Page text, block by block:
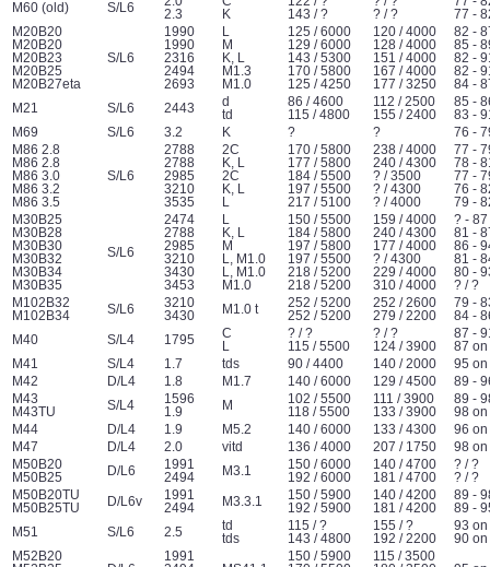
M60 (old)
S/L6
2.3
K
143 / ?
? / ?
77 -
M20B20
M20B20
M20B23
M20B25
M20B27eta
S/L6
1990
1990
2316
2494
2693
M
K, L
M1.3
M1.0
125 / 6000
129 / 6000
143 / 5300
170 / 5800
125 / 4250
120 / 4000
128 / 4000
151 / 4000
167 / 4000
177 / 3250
82 -
85 -
82 -
82 -
84 -
M21
S/L6 2443
d
td
86 / 4600
115 / 4800
112 / 2500
155 / 2400
85 -
83 -
M69
S/L6 3.2 K ? ?
76 -
M86 2.8
M86 2.8
M86 3.0
M86 3.2
M86 3.5
S/L6
2788
2788
2985
3210
3535
2C
K, L
2C
K, L
170 / 5800
177 / 5800
184 / 5500
197 / 5500
217 / 5100
238 / 4000
240 / 4300
? / 3500
? / 4300
? / 4000
77 -
78 -
77 -
76 -
79 -
M30B25
M30B28
M30B30
M30B32
M30B34
M30B35
S/L6
2474
2788
2985
3210
3430
3453
K, L
M
L, M1.0
L, M1.0
M1.0
150 / 5500
184 / 5800
197 / 5800
197 / 5500
218 / 5200
218 / 5200
159 / 4000
240 / 4300
177 / 4000
? / 4300
229 / 4000
310 / 4000
? - 87
81 -
86 -
81 -
80 -
? / ?
M102B32
M102B34
S/L6
3210
3430
M1.0 t
252 / 5200
252 / 5200
252 / 2600
279 / 2200
79 -
84 -
M40
S/L4 1795
C
? / ?
115 / 5500
? / ?
124 / 3900
87 -
87 on
M41
S/L4 1.7 tds 90 / 4400 140 / 2000
95 on
M42
D/L4 1.8 M1.7 140 / 6000 129 / 4500
89 -
M43
M43TU
S/L4
1596
1.9
M
102 / 5500
118 / 5500
111 / 3900
133 / 3900
89 -
98 on
M44
D/L4 1.9 M5.2 140 / 6000 133 / 4300
96 on
M47
D/L4 2.0 vitd 136 / 4000 207 / 1750
98 on
M50B20
M50B25
D/L6
1991
2494
M3.1
150 / 6000
192 / 6000
140 / 4700
181 / 4700
? / ?
? / ?
M50B20TU
M50B25TU
D/L6v
1991
2494
M3.3.1
150 / 5900
192 / 5900
140 / 4200
181 / 4200
89 -
89 -
M51
S/L6 2.5
td
tds
115 / ?
143 / 4800
155 / ?
192 / 2200
93 on
90 on
M52B20
1991
150 / 5900
115 / 3500